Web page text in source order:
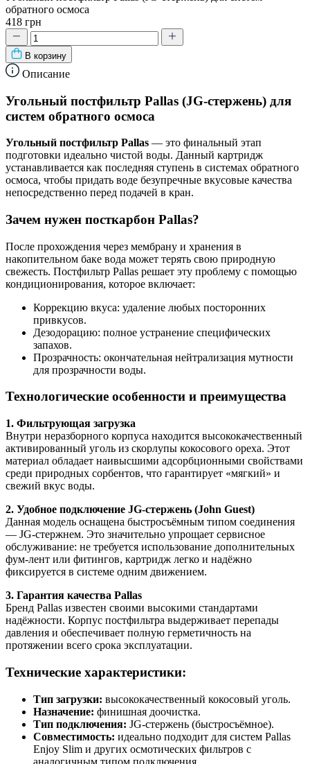
обратного осмоса
418 грн
В корзину
Описание
Угольный постфильтр Pallas (JG-стержень) для
систем обратного осмоса
Угольный постфильтр Pallas — это финальный этап
подготовки идеально чистой воды. Данный картридж
устанавливается как последняя ступень в системах обратного
осмоса, чтобы придать воде безупречные вкусовые качества
непосредственно перед подачей в кран.
Зачем нужен посткарбон Pallas?
После прохождения через мембрану и хранения в
накопительном баке вода может терять свою природную
свежесть. Постфильтр Pallas решает эту проблему с помощью
кондиционирования, которое включает:
Коррекцию вкуса: удаление любых посторонних
привкусов.
Дезодорацию: полное устранение специфических
запахов.
Прозрачность: окончательная нейтрализация мутности
для прозрачности воды.
Технологические особенности и преимущества
1. Фильтрующая загрузка
Внутри неразборного корпуса находится высококачественный
активированный уголь из скорлупы кокосового ореха. Этот
материал обладает наивысшими адсорбционными свойствами
среди природных сорбентов, что гарантирует «мягкий» и
свежий вкус воды.
2. Удобное подключение JG-стержень (John Guest)
Данная модель оснащена быстросъёмным типом соединения
— JG-стержнем. Это значительно упрощает сервисное
обслуживание: не требуется использование дополнительных
фум-лент или фитингов, картридж легко и надёжно
фиксируется в системе одним движением.
3. Гарантия качества Pallas
Бренд Pallas известен своими высокими стандартами
надёжности. Корпус постфильтра выдерживает перепады
давления и обеспечивает полную герметичность на
протяжении всего срока эксплуатации.
Технические характеристики:
Тип загрузки: высококачественный кокосовый уголь.
Назначение: финишная доочистка.
Тип подключения: JG-стержень (быстросъёмное).
Совместимость: идеально подходит для систем Pallas
Enjoy Slim и других осмотических фильтров с
аналогичным типом подключения.